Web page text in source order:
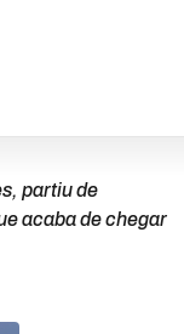
partiu de
acaba de chegar